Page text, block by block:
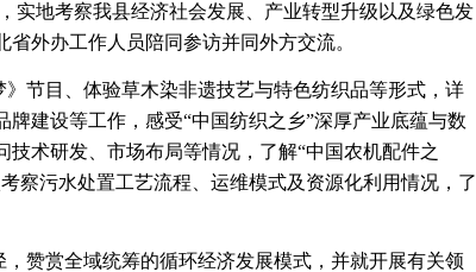
实地考察我县经济社会发展、产业转型升级以及绿色发
外办工作人员陪同参访并同外方交流。
节目、体验草木染非遗技艺与特色纺织品等形式，详
建设等工作，感受“中国纺织之乡”深厚产业底蕴与数
术研发、市场布局等情况，了解“中国农机配件之
察污水处置工艺流程、运维模式及资源化利用情况，了
赞赏全域统筹的循环经济发展模式，并就开展有关领